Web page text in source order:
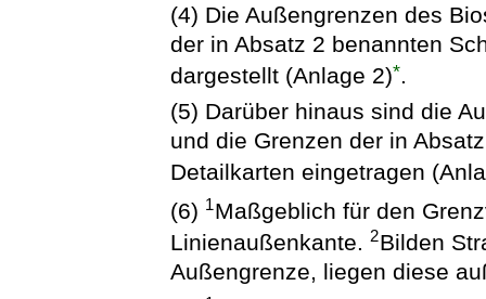
(4) Die Außengrenzen des
der in Absatz 2 benannten
dargestellt (Anlage 2)*.
(5) Darüber hinaus sind die
und die Grenzen der in
Detailkarten eingetragen
(6) 1Maßgeblich für den
Linienaußenkante.2Bilden
Außengrenze, liegen diese